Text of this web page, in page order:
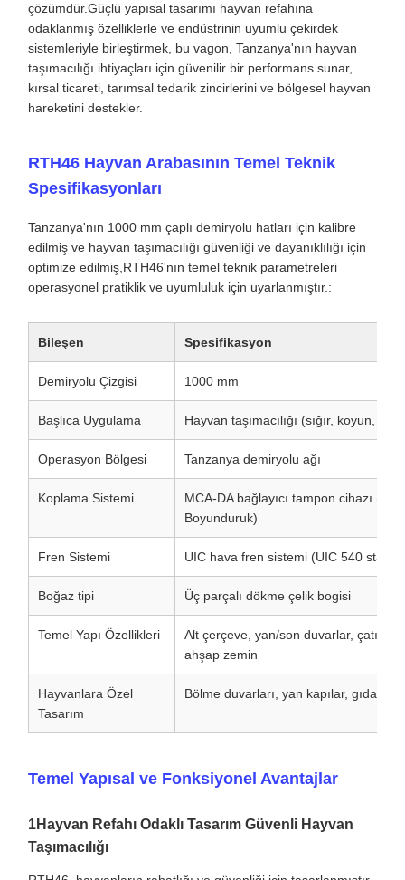
çözümdür.Güçlü yapısal tasarımı hayvan refahına
odaklanmış özelliklerle ve endüstrinin uyumlu çekirdek
sistemleriyle birleştirmek, bu vagon, Tanzanya'nın hayvan
taşımacılığı ihtiyaçları için güvenilir bir performans sunar,
kırsal ticareti, tarımsal tedarik zincirlerini ve bölgesel hayvan
hareketini destekler.
RTH46 Hayvan Arabasının Temel Teknik
Spesifikasyonları
Tanzanya'nın 1000 mm çaplı demiryolu hatları için kalibre
edilmiş ve hayvan taşımacılığı güvenliği ve dayanıklılığı için
optimize edilmiş,RTH46'nın temel teknik parametreleri
operasyonel pratiklik ve uyumluluk için uyarlanmıştır.:
Bileşen Spesifikasyon
Demiryolu Çizgisi 1000 mm
Başlıca Uygulama Hayvan taşımacılığı (sığır, koyun,
Operasyon Bölgesi Tanzanya demiryolu ağı
Koplama Sistemi
MCA-DA bağlayıcı tampon cihazı (A
Boyunduruk)
Fren Sistemi UIC hava fren sistemi (UIC 540
Boğaz tipi Üç parçalı dökme çelik bogisi
Temel Yapı Özellikleri
Alt çerçeve, yan/son duvarlar, çatıya
ahşap zemin
Hayvanlara Özel
Tasarım
Bölme duvarları, yan kapılar, gıda/su
Temel Yapısal ve Fonksiyonel Avantajlar
1Hayvan Refahı Odaklı Tasarım Güvenli Hayvan
Taşımacılığı